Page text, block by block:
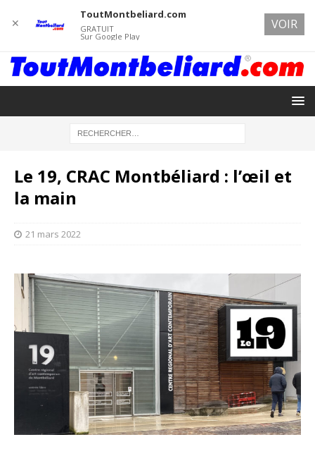
Le 19, CRAC Montbéliard : l’œil et
la main
21 mars 2022
✕
ToutMontbeliard.com
GRATUIT
Sur Google Play
VOIR